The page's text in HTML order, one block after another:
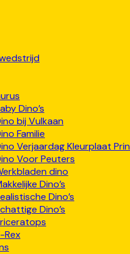
Dino’s
bij Vulkaan
Familie
Verjaardag Kleurplaat
Voor Peuters
dino
Dino’s
Dino’s
Dino’s
Rex